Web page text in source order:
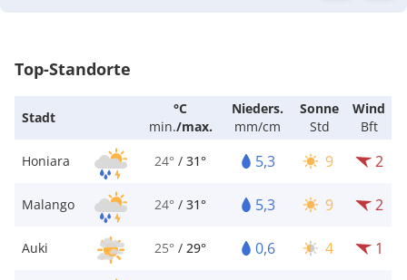
Top-Standorte
Stadt
°C
min./max.
Nieders.
mm/cm
Sonne
Std
Wind
Bft
Honiara
24° / 31° 5,3 9 2
Malango 24° / 31° 5,3 9 2
Auki 25° / 29° 0,6 4 1